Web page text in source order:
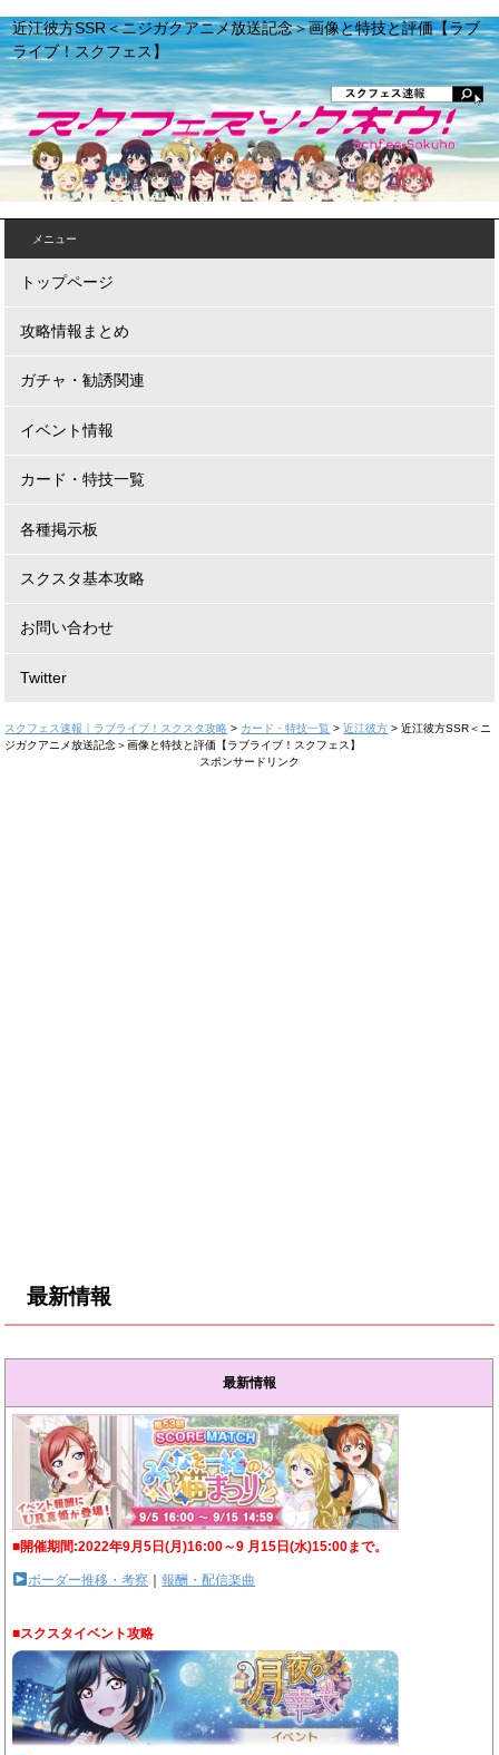
近江彼方SSR＜ニジガクアニメ放送記念＞画像と特技と評価【ラブ
ライブ！スクフェス】
メニュー
トップページ
攻略情報まとめ
ガチャ・勧誘関連
イベント情報
カード・特技一覧
各種掲示板
スクスタ基本攻略
お問い合わせ
Twitter
スクフェス速報｜ラブライブ！スクスタ攻略 > カード・特技一覧 >近江彼方 >近江彼方SSR＜ニ
ジガクアニメ放送記念＞画像と特技と評価【ラブライブ！スクフェス】
スポンサードリンク
最新情報
最新情報
■開催期間:2022年9月5日(月)16:00～9 月15日(水)15:00まで。
ボーダー推移・考察 ｜報酬・配信楽曲
■スクスタイベント攻略